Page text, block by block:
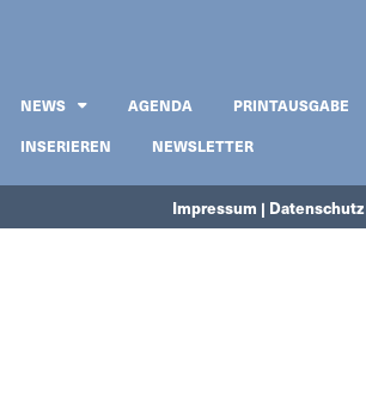
NEWS AGENDA PRINTAUSGABE
INSERIEREN
NEWSLETTER
Impressum | Datenschutz